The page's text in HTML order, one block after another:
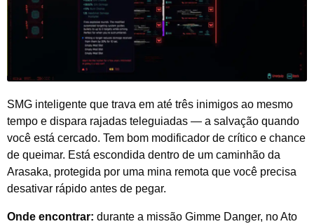
SMG inteligente que trava em até três inimigos ao mesmo
tempo e dispara rajadas teleguiadas — a salvação quando
você está cercado. Tem bom modificador de crítico e chance
de queimar. Está escondida dentro de um caminhão da
Arasaka, protegida por uma mina remota que você precisa
desativar rápido antes de pegar.
Onde encontrar: durante a missão Gimme Danger, no Ato